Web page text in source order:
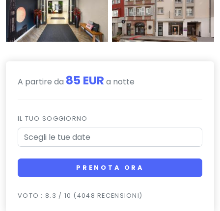
A partire da 85 EUR a notte
IL TUO SOGGIORNO
PRENOTA ORA
VOTO : 8.3 / 10 (4048 RECENSIONI)